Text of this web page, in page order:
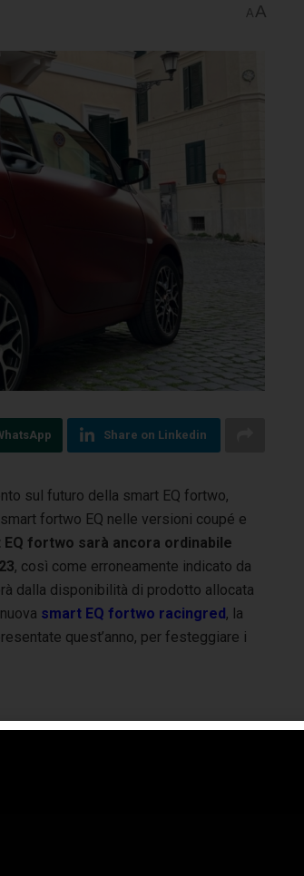
A A
Share on Linkedin
sul futuro della smart EQ fortwo,
fortwo EQ nelle versioni coupé e
EQ fortwo sarà ancora ordinabile
, così come erroneamente indicato da
dalla disponibilità di prodotto allocata
smart EQ fortwo racingred, la
quest’anno, per festeggiare i